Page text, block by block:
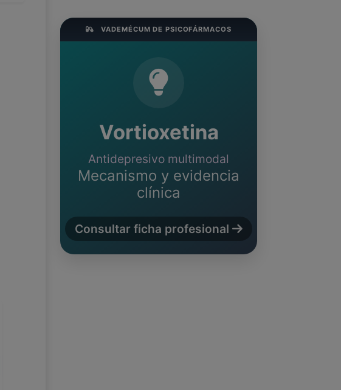
VADEMÉCUM DE PSICOFÁRMACOS
Vortioxetina
Antidepresivo multimodal
Mecanismo y evidencia
clínica
Consultar ficha profesional